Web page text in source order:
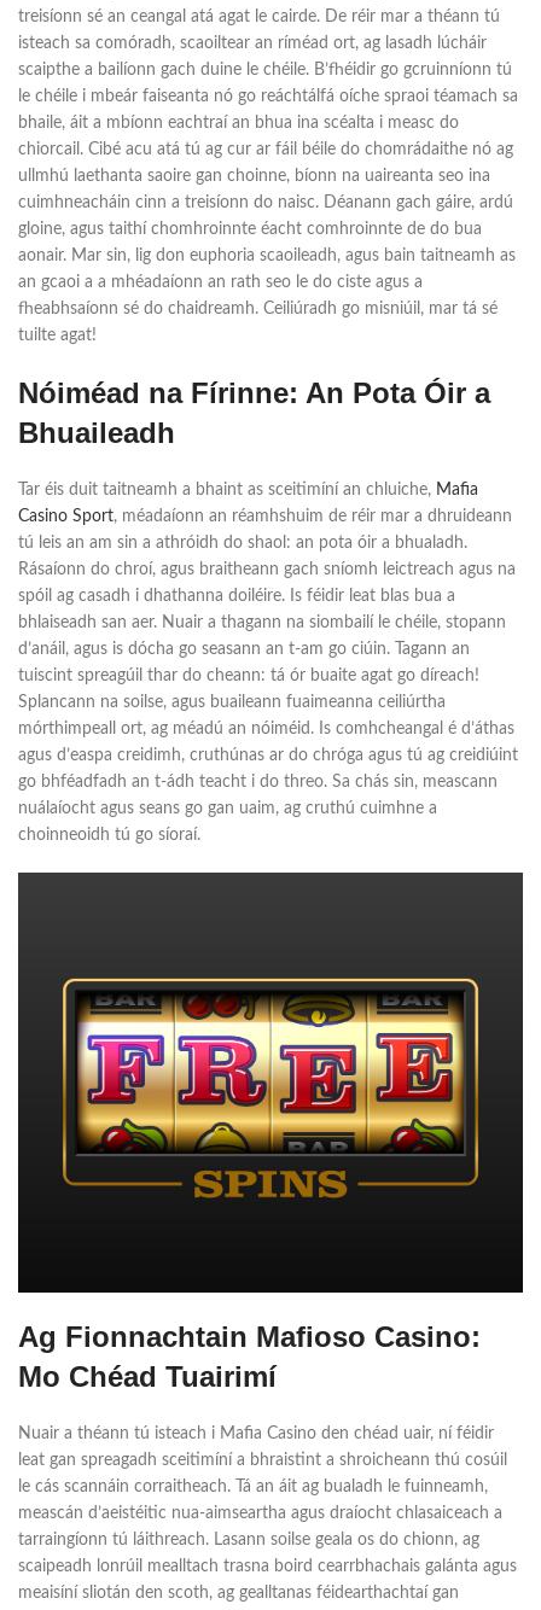
treisíonn sé an ceangal atá agat le cairde. De réir mar a théann tú
isteach sa comóradh, scaoiltear an ríméad ort, ag lasadh lúcháir
scaipthe a bailíonn gach duine le chéile. B’fhéidir go gcruinníonn tú
le chéile i mbeár faiseanta nó go reáchtálfá oíche spraoi téamach sa
bhaile, áit a mbíonn eachtraí an bhua ina scéalta i measc do
chiorcail. Cibé acu atá tú ag cur ar fáil béile do chomrádaithe nó ag
ullmhú laethanta saoire gan choinne, bíonn na uaireanta seo ina
cuimhneacháin cinn a treisíonn do naisc. Déanann gach gáire, ardú
gloine, agus taithí chomhroinnte éacht comhroinnte de do bua
aonair. Mar sin, lig don euphoria scaoileadh, agus bain taitneamh as
an gcaoi a a mhéadaíonn an rath seo le do ciste agus a
fheabhsaíonn sé do chaidreamh. Ceiliúradh go misniúil, mar tá sé
tuilte agat!
Nóiméad na Fírinne: An Pota Óir a
Bhuaileadh
Tar éis duit taitneamh a bhaint as sceitimíní an chluiche, Mafia
Casino Sport, méadaíonn an réamhshuim de réir mar a dhruideann
tú leis an am sin a athróidh do shaol: an pota óir a bhualadh.
Rásaíonn do chroí, agus braitheann gach sníomh leictreach agus na
spóil ag casadh i dhathanna doiléire. Is féidir leat blas bua a
bhlaiseadh san aer. Nuair a thagann na siombailí le chéile, stopann
d’anáil, agus is dócha go seasann an t-am go ciúin. Tagann an
tuiscint spreagúil thar do cheann: tá ór buaite agat go díreach!
Splancann na soilse, agus buaileann fuaimeanna ceiliúrtha
mórthimpeall ort, ag méadú an nóiméid. Is comhcheangal é d’áthas
agus d’easpa creidimh, cruthúnas ar do chróga agus tú ag creidiúint
go bhféadfadh an t-ádh teacht i do threo. Sa chás sin, meascann
nuálaíocht agus seans go gan uaim, ag cruthú cuimhne a
choinneoidh tú go síoraí.
Ag Fionnachtain Mafioso Casino:
Mo Chéad Tuairimí
Nuair a théann tú isteach i Mafia Casino den chéad uair, ní féidir
leat gan spreagadh sceitimíní a bhraistint a shroicheann thú cosúil
le cás scannáin corraitheach. Tá an áit ag bualadh le fuinneamh,
meascán d’aeistéitic nua-aimseartha agus draíocht chlasaiceach a
tarraingíonn tú láithreach. Lasann soilse geala os do chionn, ag
scaipeadh lonrúil mealltach trasna boird cearrbhachais galánta agus
meaisíní sliotán den scoth, ag gealltanas féidearthachtaí gan